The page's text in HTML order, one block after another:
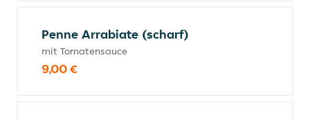
Penne Arrabiate (scharf)
mit Tomatensauce
9,00 €